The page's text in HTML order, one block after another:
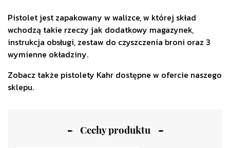
Cechy produktu
Pistolet jest zapakowany w walizce, w której skład
wchodzą takie rzeczy jak dodatkowy magazynek,
instrukcja obsługi, zestaw do czyszczenia broni oraz 3
wymienne okładziny.
Zobacz także pistolety Kahr dostępne w ofercie naszego
sklepu.